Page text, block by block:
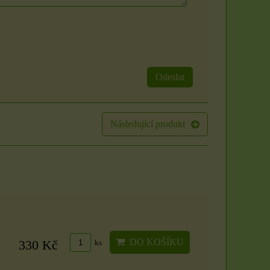
Odeslat
Následující produkt
330 Kč ks DO KOŠÍKU
Sada 3 rituálních
svíček: Zlatý klíč k
hojnosti
250 Kč
Rituál Zlatý klíč k
hojnosti
1500 Kč